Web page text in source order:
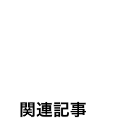
関連記事